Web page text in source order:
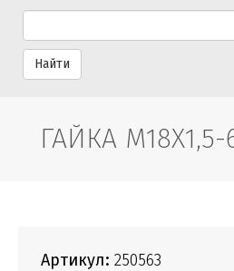
Найти
ГАЙКА М18Х1,5-
Артикул: 250563